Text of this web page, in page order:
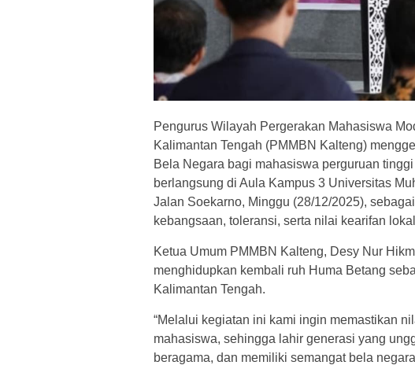
Pengurus Wilayah Pergerakan Mahasiswa
Kalimantan Tengah (PMMBN Kalteng)
Bela Negara bagi mahasiswa perguruan
berlangsung di Aula Kampus 3 Universitas
Jalan Soekarno, Minggu (28/12/2025),
kebangsaan, toleransi, serta nilai kearifan
Ketua Umum PMMBN Kalteng, Desy Nur
menghidupkan kembali ruh Huma Betang
Kalimantan Tengah.
“Melalui kegiatan ini kami ingin memastikan
mahasiswa, sehingga lahir generasi yang
beragama, dan memiliki semangat bela